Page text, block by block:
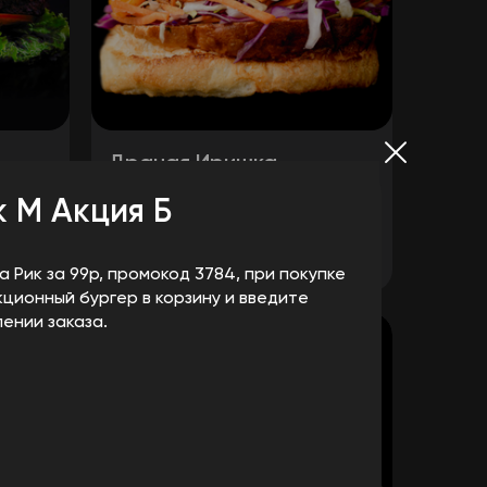
Драная Иришка
Наша булка, рваная свинина,
салат Коул Слоу, сыр чеддер,
М Акция Б
Рик за 99р, промокод 3784, при покупке
бургер в корзину и введите
заказа.